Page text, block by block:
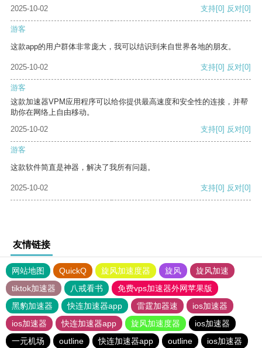
2025-10-02
支持[0] 反对[0]
游客
这款app的用户群体非常庞大，我可以结识到来自世界各地的朋友。
2025-10-02 支持[0] 反对[0]
游客
这款加速器VPM应用程序可以给你提供最高速度和安全性的连接，并帮
助你在网络上自由移动。
2025-10-02
支持[0] 反对[0]
游客
这款软件简直是神器，解决了我所有问题。
2025-10-02 支持[0] 反对[0]
友情链接
网站地图 QuickQ 旋风加速度器 旋风
旋风加速
tiktok加速器
八戒看书
免费vps加速器外网苹果版
黑豹加速器
快连加速器app 雷霆加器速
ios加速器
ios加速器
快连加速器app 旋风加速度器
ios加速器
一元机场
outline 快连加速器app outline ios加速器